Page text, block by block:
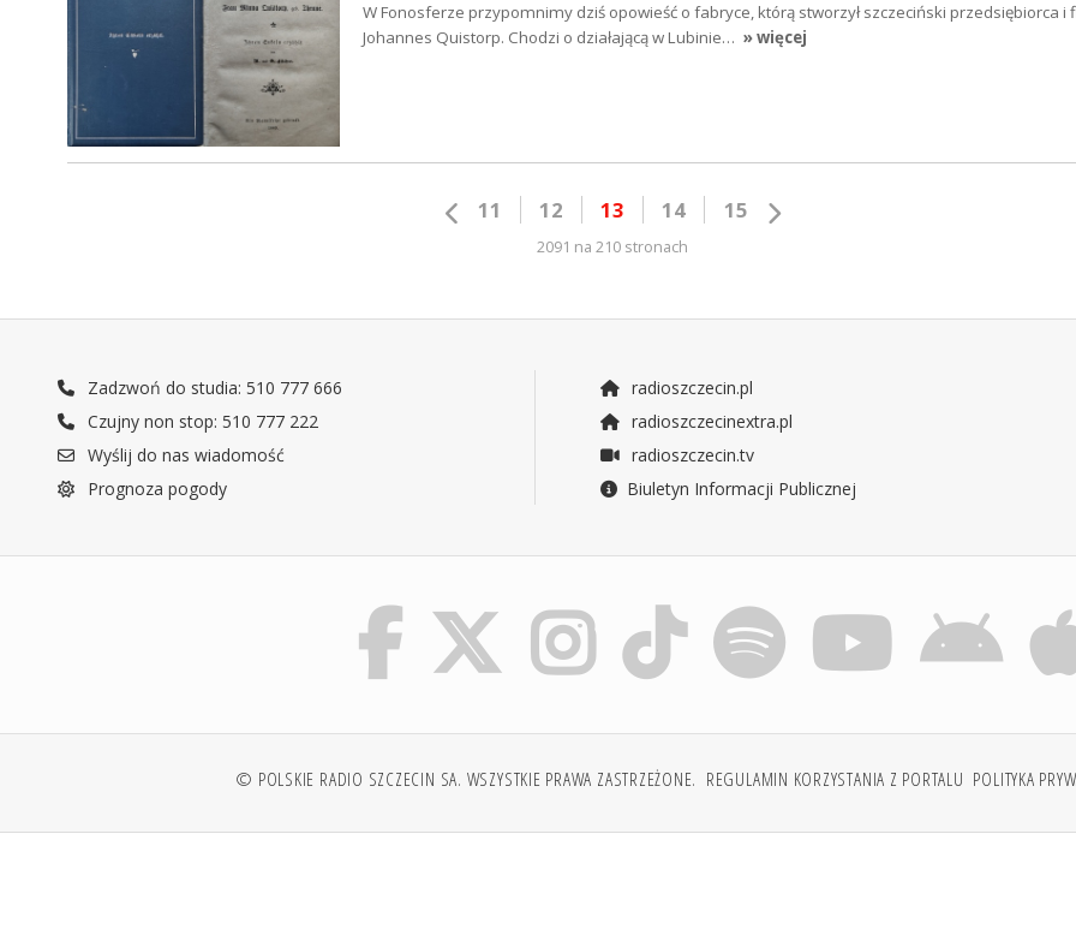
W Fonosferze przypomnimy dziś opowieść o fabryce, którą stworzył szczeciński przedsiębiorca i
Johannes Quistorp. Chodzi o działającą w Lubinie… » więcej
11 12 13 14 15
2091 na 210 stronach
Zadzwoń do studia: 510 777 666
Czujny non stop: 510 777 222
Wyślij do nas wiadomość
Prognoza pogody
radioszczecin.pl
radioszczecinextra.pl
radioszczecin.tv
Biuletyn Informacji Publicznej
© POLSKIE RADIO SZCZECIN SA. WSZYSTKIE PRAWA ZASTRZEŻONE. REGULAMIN KORZYSTANIA Z PORTALU POLITYKA